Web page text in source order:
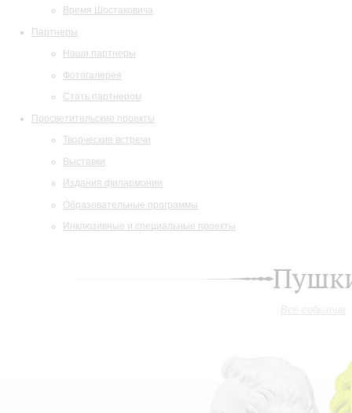
Время Шостаковича
Партнеры
Наши партнеры
Фотогалерея
Стать партнером
Просветительские проекты
Творческие встречи
Выставки
Издания филармонии
Образовательные программы
Инклюзивные и специальные проекты
Все события